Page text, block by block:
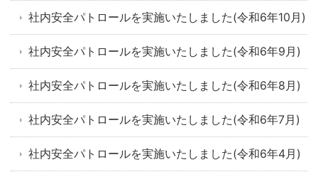
社内安全パトロールを実施いたしました(令和6年10月)
社内安全パトロールを実施いたしました(令和6年9月)
社内安全パトロールを実施いたしました(令和6年8月)
社内安全パトロールを実施いたしました(令和6年7月)
社内安全パトロールを実施いたしました(令和6年4月)